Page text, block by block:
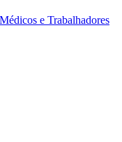
e Trabalhadores